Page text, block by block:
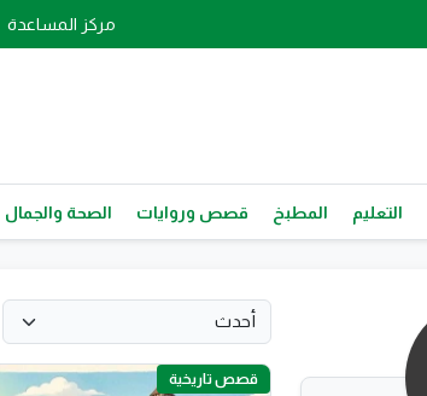
مركز المساعدة
التعليم المطبخ قصص وروايات الصحة والجمال
قصص تاريخية